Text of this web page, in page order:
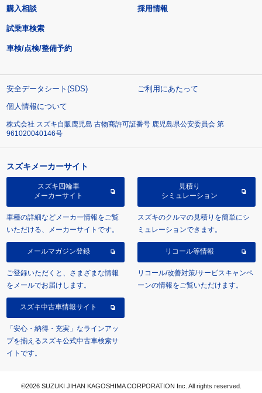
購入相談
試乗車検索
車検/点検/整備予約
採用情報
安全データシート(SDS)
ご利用にあたって
個人情報について
株式会社 スズキ自販鹿児島 古物商許可証番号 鹿児島県公安委員会 第
961020040146号
スズキメーカーサイト
スズキ四輪車
メーカーサイト
車種の詳細などメーカー情報をご覧
いただける、メーカーサイトです。
見積り
シミュレーション
スズキのクルマの見積りを簡単にシ
ミュレーションできます。
メールマガジン登録
ご登録いただくと、さまざまな情報
をメールでお届けします。
リコール等情報
リコール/改善対策/サービスキャンペ
ーンの情報をご覧いただけます。
スズキ中古車情報サイト
「安心・納得・充実」なラインアッ
プを揃えるスズキ公式中古車検索サ
イトです。
©2026 SUZUKI JIHAN KAGOSHIMA CORPORATION Inc. All rights reserved.